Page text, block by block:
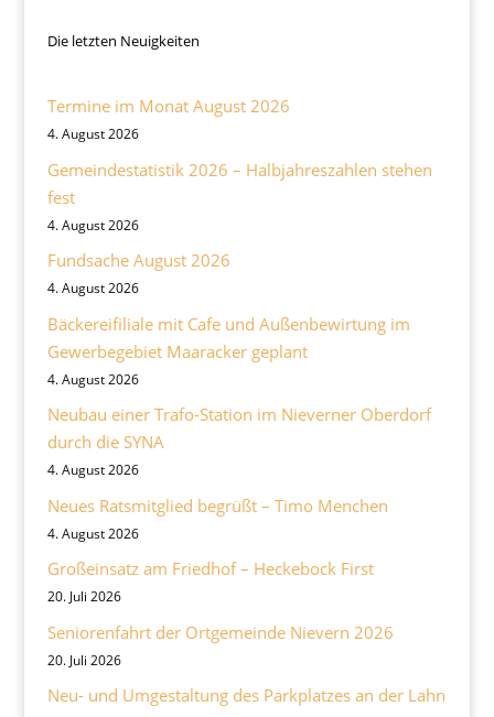
Die letzten Neuigkeiten
Termine im Monat August 2026
4. August 2026
Gemeindestatistik 2026 – Halbjahreszahlen stehen
fest
4. August 2026
Fundsache August 2026
4. August 2026
Bäckereifiliale mit Cafe und Außenbewirtung im
Gewerbegebiet Maaracker geplant
4. August 2026
Neubau einer Trafo-Station im Nieverner Oberdorf
durch die SYNA
4. August 2026
Neues Ratsmitglied begrüßt – Timo Menchen
4. August 2026
Großeinsatz am Friedhof – Heckebock First
20. Juli 2026
Seniorenfahrt der Ortgemeinde Nievern 2026
20. Juli 2026
Neu- und Umgestaltung des Parkplatzes an der Lahn